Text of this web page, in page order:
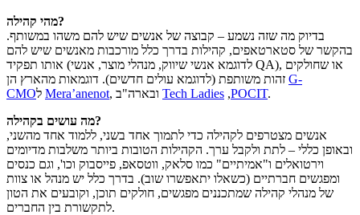
מהי קהילה?
בדיוק מה שזה נשמע – קבוצה של אנשים שיש להם משהו במשותף.
בהקשר של סטארטאפים, קהילות בדרך כלל מורכבות מאנשים שיש להם
אותו תפקיד (לדוגמא אנשי שיווק, מנהלי מוצר, אנשי QA), או שחולקים
G-
CMO
Mera’anenot Tech Ladies ,POCIT.
מה עושים בקהילה?
אנשים מצטרפים לקהילה כדי לתמוך אחד בשני, ללמוד אחד מהשני,
ובאופן כללי – לתת ולקבל ערך. הקהילות הטובות ביותר משלבות מדיומים
וירטואלים ו"אמיתיים" כמו סלאק, ווטסאפ, פייסבוק וכו', וגם כנסים
ומפגשים חברתיים (כשאלו יתאפשרו שוב). בדרך כלל יש מנהל או צוות
של מנהלי קהילה שמתכננים מפגשים, חולקים תוכן, וקובעים את הטון
לתקשורת בין החברים.